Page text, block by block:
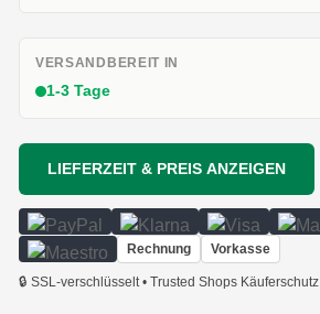
VERSANDBEREIT IN
1-3 Tage
LIEFERZEIT & PREIS ANZEIGEN
Rechnung Vorkasse
🔒 SSL-verschlüsselt • Trusted Shops Käuferschutz